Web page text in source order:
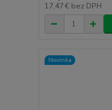
17,47 € bez DPH
Novinka